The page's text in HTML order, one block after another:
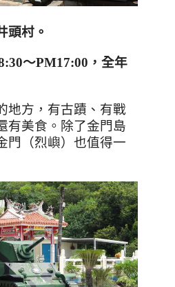
頭村 。
～PM17:00 ，全年
地方 ，有古蹟、有戰
有美食。除了金門島
門（烈嶼）也值得一